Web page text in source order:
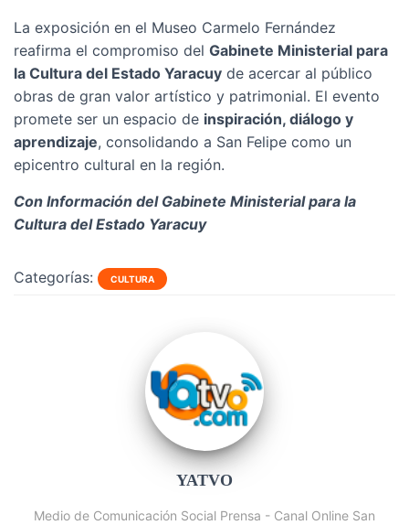
La exposición en el Museo Carmelo Fernández
reafirma el compromiso del Gabinete Ministerial para
la Cultura del Estado Yaracuy de acercar al público
obras de gran valor artístico y patrimonial. El evento
promete ser un espacio de inspiración, diálogo y
aprendizaje, consolidando a San Felipe como un
epicentro cultural en la región.
Con Información del Gabinete Ministerial para la
Cultura del Estado Yaracuy
Categorías: CULTURA
YATVO
Medio de Comunicación Social Prensa - Canal Online San